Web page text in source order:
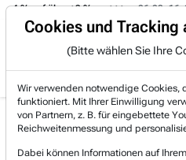
% auf über +3 %. 06.08. 16:49
Gratis Account Login
Jetzt registrieren und
Bereits bei TraderFox
Cookies und
(Bitte wählen Sie Ihre
Wir verwenden notwendige Cookies,
funktioniert. Mit Ihrer Einwilligung
von Partnern, z. B. für eingebettete
Reichweitenmessung und
Dabei können Informationen auf